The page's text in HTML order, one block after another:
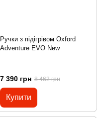
Ручки з підігрівом Oxford
Adventure EVO New
7 390 грн 8 462 грн
Купити